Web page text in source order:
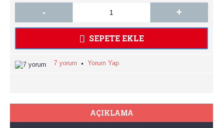
- +
SEPETE EKLE
7 yorum • Yorum Yap
AÇIKLAMA